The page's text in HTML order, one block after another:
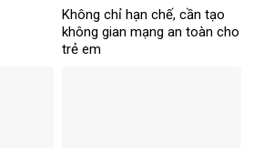
Không chỉ hạn chế, cần tạo
không gian mạng an toàn cho
trẻ em